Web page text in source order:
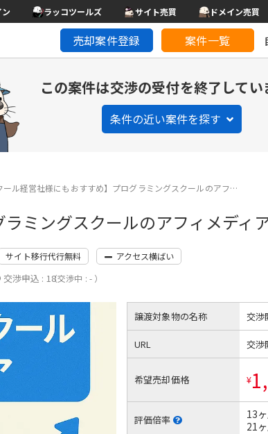
ン ラッコツールズ サイト売買 ドメイン売買
売却案件登録 案件一覧
この案件は交渉の受付を終了してい
条件の近い案件を探す
ール経営社様にもおすすめ】プログラミングスクールのアフ…
ミングスクールのアフィメディ
サイト移行代行無料 アクセス横ばい
交渉申込 : 18
（交渉中 : - ）
譲渡対象物の名称 交渉
URL 交渉
希望売却価格 ¥
評価倍率 13
21